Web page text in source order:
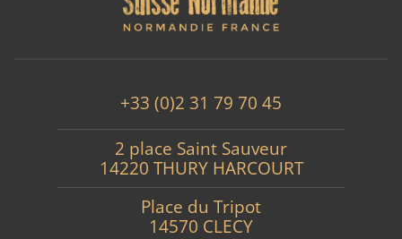
+33 (0)2 31 79 70 45
2 place Saint Sauveur
14220 THURY HARCOURT
Place du Tripot
14570 CLECY